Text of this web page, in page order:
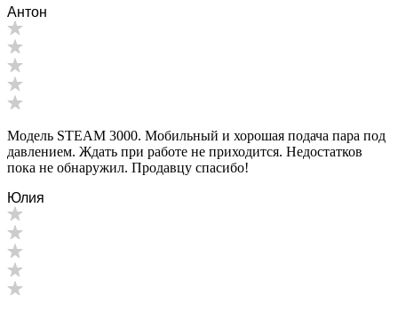
Антон
Модель STEAM 3000. Мобильный и хорошая подача пара под
давлением. Ждать при работе не приходится. Недостатков
пока не обнаружил. Продавцу спасибо!
Юлия